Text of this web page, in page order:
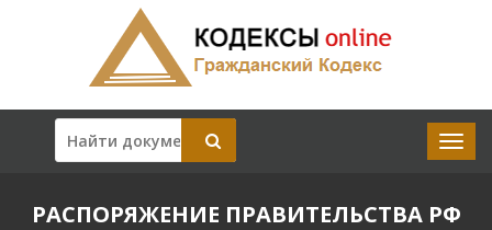
РАСПОРЯЖЕНИЕ ПРАВИТЕЛЬСТВА РФ